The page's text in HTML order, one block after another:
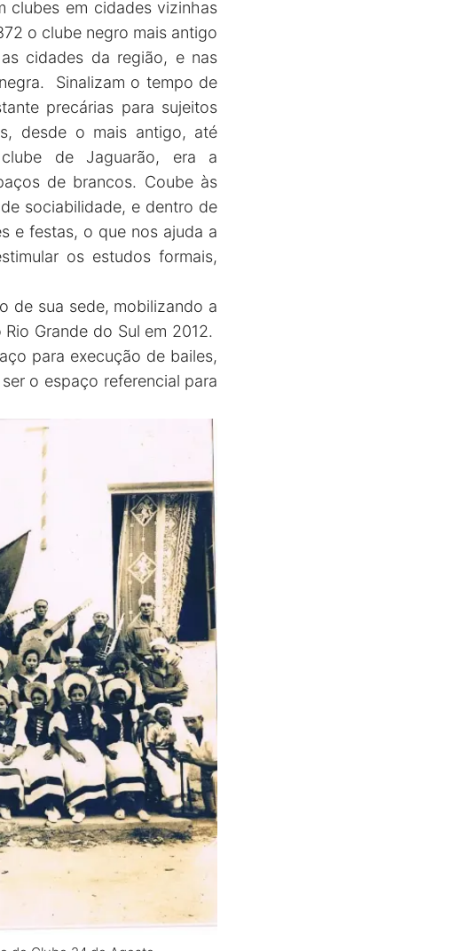
clubes em cidades vizinhas
o clube negro mais antigo
cidades da região, e nas
Sinalizam o tempo de
precárias para sujeitos
desde o mais antigo, até
de Jaguarão, era a
de brancos. Coube às
sociabilidade, e dentro de
e festas, o que nos ajuda a
os estudos formais,
de sua sede, mobilizando a
Grande do Sul em 2012.
para execução de bailes,
o espaço referencial para